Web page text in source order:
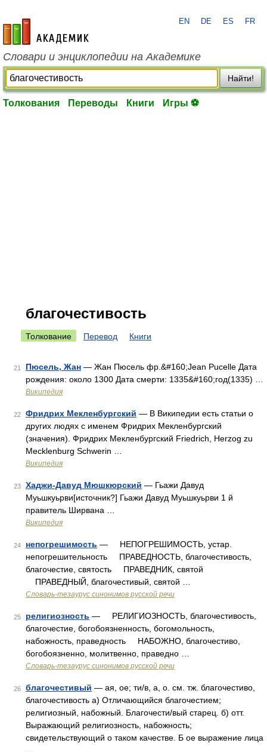
academic.ru
EN DE ES FR
Словари и энциклопедии на Академике
Найти!
Толкования Переводы Книги Игры ⚽
благочестивость
Толкование Перевод Книги
21 Пюсель, Жан — Жан Пюсель фр.&#160;Jean Pucelle Дата
рождения: около 1300 Дата смерти: 1335&#160;год(1335) …
Википедия
22 Фридрих Мекленбургский — В Википедии есть статьи о
других людях с именем Фридрих Мекленбургский
(значения). Фридрих Мекленбургский Friedrich, Herzog zu
Mecklenburg Schwerin …
Википедия
23 Хаджи-Давуд Мюшкюрский — Гьажи Давуд
Муьшкуьрви[источник?] Гьажи Давуд Муьшкуьрви 1 й
правитель Ширвана …
Википедия
24 непогрешимость — НЕПОГРЕШИМОСТЬ, устар.
непогрешительность ПРАВЕДНОСТЬ, благочестивость,
благочестие, святость ПРАВЕДНИК, святой
ПРАВЕДНЫЙ, благочестивый, святой …
Словарь-тезаурус синонимов русской речи
25 религиозность — РЕЛИГИОЗНОСТЬ, благочестивость,
благочестие, богобоязненность, богомольность,
набожность, праведность НАБОЖНО, благочестиво,
богобоязненно, молитвенно, праведно …
Словарь-тезаурус синонимов русской речи
26 благочестивый — ая, ое; ти/в, а, о. см. тж. благочестиво,
благочестивость а) Отличающийся благочестием;
религиозный, набожный. Благочести/вый старец. б) отт.
Выражающий религиозность, набожность;
свидетельствующий о таком качестве. Б ое выражение лица